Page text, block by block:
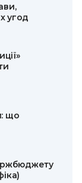
угод
що